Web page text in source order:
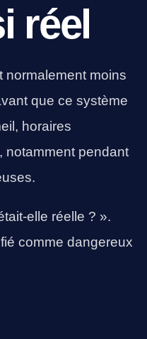
réel
normalement moins
que ce système
horaires
notamment pendant
elle réelle ? ».
comme dangereux